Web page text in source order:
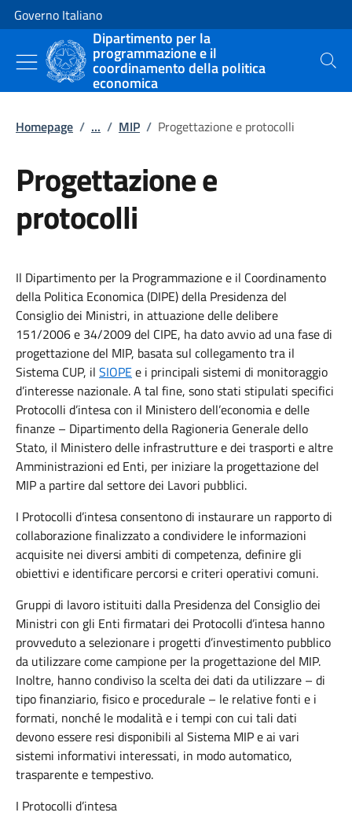
Vai al contenuto
Vai alla navigazione del sito
Governo Italiano
Dipartimento per la
programmazione e il
coordinamento della politica
economica
Cerca
Homepage / ... / MIP / Progettazione e protocolli
Progettazione e
protocolli
Il Dipartimento per la Programmazione e il Coordinamento
della Politica Economica (DIPE) della Presidenza del
Consiglio dei Ministri, in attuazione delle delibere
151/2006 e 34/2009 del CIPE, ha dato avvio ad una fase di
progettazione del MIP, basata sul collegamento tra il
Sistema CUP, il SIOPEe i principali sistemi di monitoraggio
d’interesse nazionale. A tal fine, sono stati stipulati specifici
Protocolli d’intesa con il Ministero dell’economia e delle
finanze – Dipartimento della Ragioneria Generale dello
Stato, il Ministero delle infrastrutture e dei trasporti e altre
Amministrazioni ed Enti, per iniziare la progettazione del
MIP a partire dal settore dei Lavori pubblici.
I Protocolli d’intesa consentono di instaurare un rapporto di
collaborazione finalizzato a condividere le informazioni
acquisite nei diversi ambiti di competenza, definire gli
obiettivi e identificare percorsi e criteri operativi comuni.
Gruppi di lavoro istituiti dalla Presidenza del Consiglio dei
Ministri con gli Enti firmatari dei Protocolli d’intesa hanno
provveduto a selezionare i progetti d’investimento pubblico
da utilizzare come campione per la progettazione del MIP.
Inoltre, hanno condiviso la scelta dei dati da utilizzare – di
tipo finanziario, fisico e procedurale – le relative fonti e i
formati, nonché le modalità e i tempi con cui tali dati
devono essere resi disponibili al Sistema MIP e ai vari
sistemi informativi interessati, in modo automatico,
trasparente e tempestivo.
I Protocolli d’intesa